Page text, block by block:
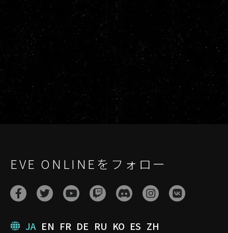
EVE ONLINEをフォロー
JA EN FR DE RU KO ES ZH